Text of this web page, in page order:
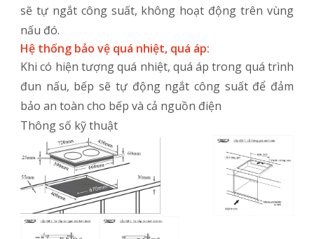
sẽ tự ngắt công suất, không hoạt động trên vùng
nấu đó.
Hệ thống bảo vệ quá nhiệt, quá áp:
Khi có hiện tượng quá nhiệt, quá áp trong quá trình
đun nấu, bếp sẽ tự động ngắt công suất để đảm
bảo an toàn cho bếp và cả nguồn điện
Thông số kỹ thuật